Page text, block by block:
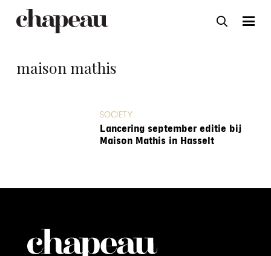
maison mathis
SOCIETY
Lancering september editie bij
Maison Mathis in Hasselt